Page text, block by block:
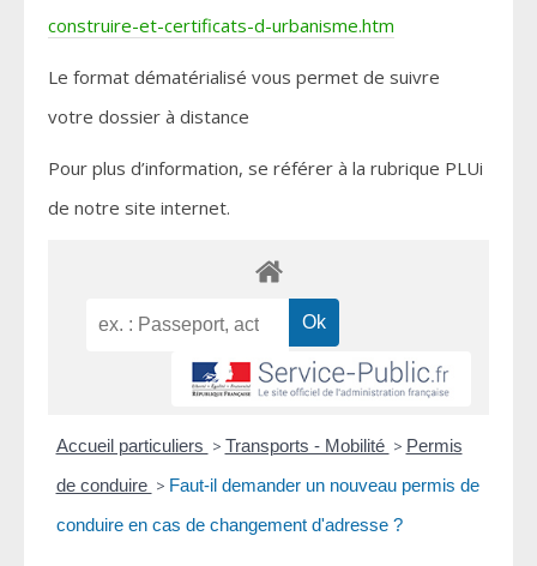
construire-et-certificats-d-urbanisme.htm
Le format dématérialisé vous permet de suivre
votre dossier à distance
Pour plus d’information, se référer à la rubrique PLUi
de notre site internet.
Accueil particuliers > Transports - Mobilité > Permis
de conduire > Faut-il demander un nouveau permis de
conduire en cas de changement d'adresse ?